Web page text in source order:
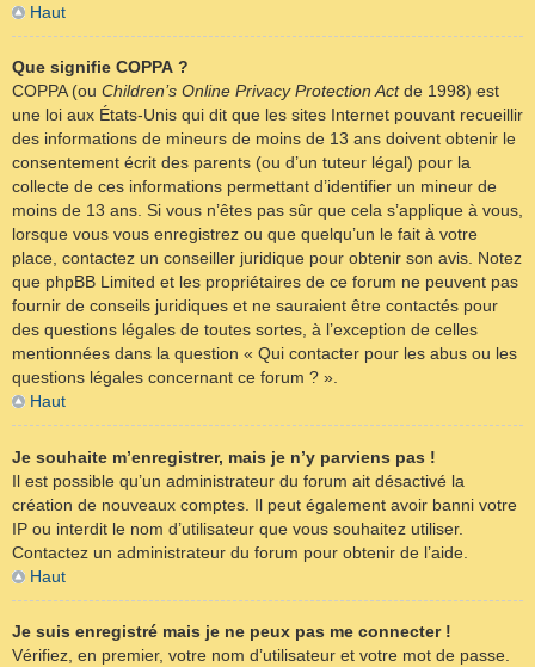
Haut
Que signifie COPPA ?
COPPA (ou Children’s Online Privacy Protection Actde 1998) est
une loi aux États-Unis qui dit que les sites Internet pouvant recueillir
des informations de mineurs de moins de 13 ans doivent obtenir le
consentement écrit des parents (ou d’un tuteur légal) pour la
collecte de ces informations permettant d’identifier un mineur de
moins de 13 ans. Si vous n’êtes pas sûr que cela s’applique à vous,
lorsque vous vous enregistrez ou que quelqu’un le fait à votre
place, contactez un conseiller juridique pour obtenir son avis. Notez
que phpBB Limited et les propriétaires de ce forum ne peuvent pas
fournir de conseils juridiques et ne sauraient être contactés pour
des questions légales de toutes sortes, à l’exception de celles
mentionnées dans la question « Qui contacter pour les abus ou les
questions légales concernant ce forum ? ».
Haut
Je souhaite m’enregistrer, mais je n’y parviens pas !
Il est possible qu’un administrateur du forum ait désactivé la
création de nouveaux comptes. Il peut également avoir banni votre
IP ou interdit le nom d’utilisateur que vous souhaitez utiliser.
Contactez un administrateur du forum pour obtenir de l’aide.
Haut
Je suis enregistré mais je ne peux pas me connecter !
Vérifiez, en premier, votre nom d’utilisateur et votre mot de passe.